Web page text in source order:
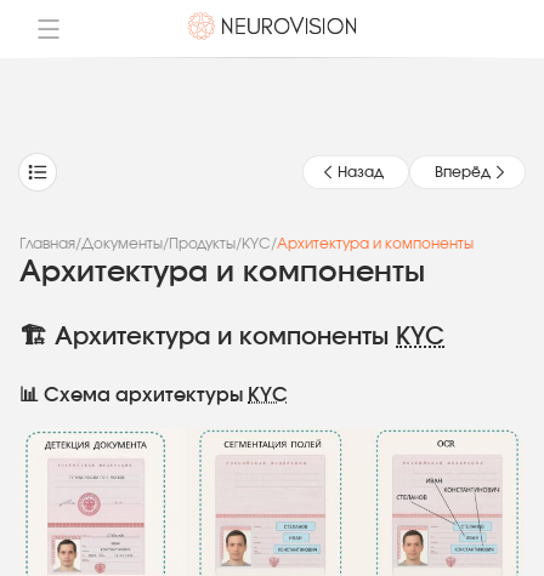
Назад Вперёд
Главная/Документы/Продукты/KYC/Архитектура и компоненты
Архитектура и компоненты
🏗️ Архитектура и компоненты KYC
📊 Схема архитектуры KYC